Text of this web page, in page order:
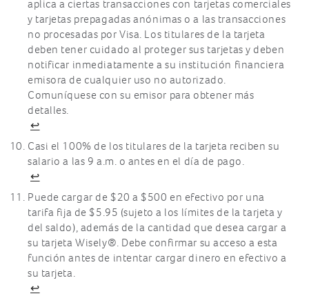
aplica a ciertas transacciones con tarjetas comerciales
y tarjetas prepagadas anónimas o a las transacciones
no procesadas por Visa. Los titulares de la tarjeta
deben tener cuidado al proteger sus tarjetas y deben
notificar inmediatamente a su institución financiera
emisora de cualquier uso no autorizado.
Comuníquese con su emisor para obtener más
detalles.
↩
Casi el 100% de los titulares de la tarjeta reciben su
salario a las 9 a.m. o antes en el día de pago.
↩
Puede cargar de $20 a $500 en efectivo por una
tarifa fija de $5.95 (sujeto a los límites de la tarjeta y
del saldo), además de la cantidad que desea cargar a
su tarjeta Wisely®. Debe confirmar su acceso a esta
función antes de intentar cargar dinero en efectivo a
su tarjeta.
↩